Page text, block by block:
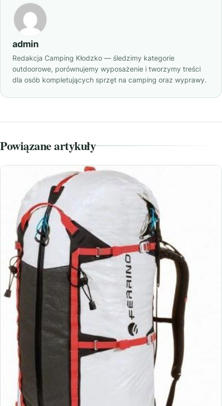
admin
Redakcja Camping Kłodzko — śledzimy kategorie
outdoorowe, porównujemy wyposażenie i tworzymy treści
dla osób kompletujących sprzęt na camping oraz wyprawy.
Powiązane artykuły